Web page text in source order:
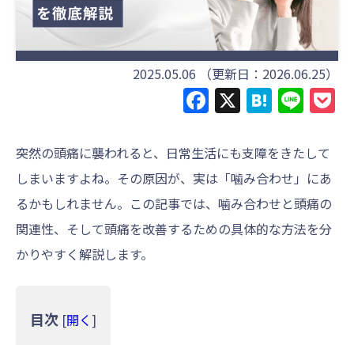
2025.05.06 （更新日：2026.06.25）
Facebook
X Line
突然の頭痛に襲われると、日常生活にも支障をきたして
しまいますよね。その原因が、実は「噛み合わせ」にあ
るかもしれません。この記事では、噛み合わせと頭痛の
関連性、そして頭痛を改善するための具体的な方法を分
かりやすく解説します。
目次 [開く ]